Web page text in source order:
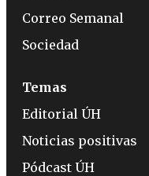
Correo Semanal
Sociedad
Temas
Editorial ÚH
Noticias positivas
Pódcast ÚH